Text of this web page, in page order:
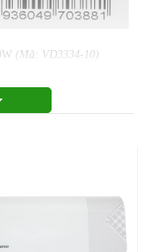
(Mã: VD3334-10)